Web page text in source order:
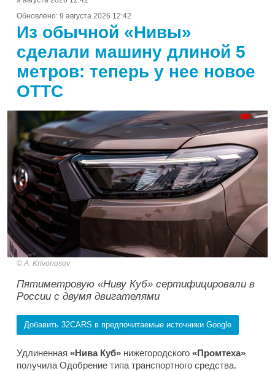
Обновлено: 9 августа 2026 12:42
Из обычной «Нивы»
сделали машину длиной 5
метров: теперь у нее новое
ОТТС
A. Krivonosov
Пятиметровую «Ниву Куб» сертифицировали в
России с двумя двигателями
Добавить 32CARS в предпочитаемые источники Google
Удлиненная «Нива Куб» нижегородского «Промтеха»
получила Одобрение типа транспортного средства.